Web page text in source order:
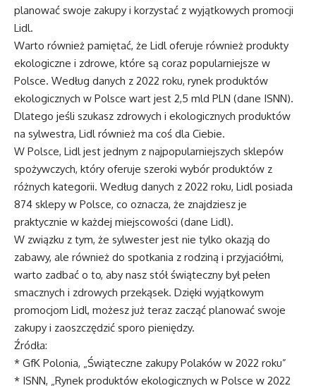
planować swoje zakupy i korzystać z wyjątkowych promocji
Lidl.
Warto również pamiętać, że Lidl oferuje również produkty
ekologiczne i zdrowe, które są coraz popularniejsze w
Polsce. Według danych z 2022 roku, rynek produktów
ekologicznych w Polsce wart jest 2,5 mld PLN (dane ISNN).
Dlatego jeśli szukasz zdrowych i ekologicznych produktów
na sylwestra, Lidl również ma coś dla Ciebie.
W Polsce, Lidl jest jednym z najpopularniejszych sklepów
spożywczych, który oferuje szeroki wybór produktów z
różnych kategorii. Według danych z 2022 roku, Lidl posiada
874 sklepy w Polsce, co oznacza, że znajdziesz je
praktycznie w każdej miejscowości (dane Lidl).
W związku z tym, że sylwester jest nie tylko okazją do
zabawy, ale również do spotkania z rodziną i przyjaciółmi,
warto zadbać o to, aby nasz stół świąteczny był pełen
smacznych i zdrowych przekąsek. Dzięki wyjątkowym
promocjom Lidl, możesz już teraz zacząć planować swoje
zakupy i zaoszczędzić sporo pieniędzy.
Źródła:
* GfK Polonia, „Świąteczne zakupy Polaków w 2022 roku”
* ISNN, „Rynek produktów ekologicznych w Polsce w 2022